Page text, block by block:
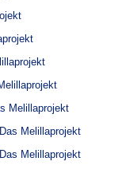
Melillaprojekt
Melillaprojekt
Melillaprojekt